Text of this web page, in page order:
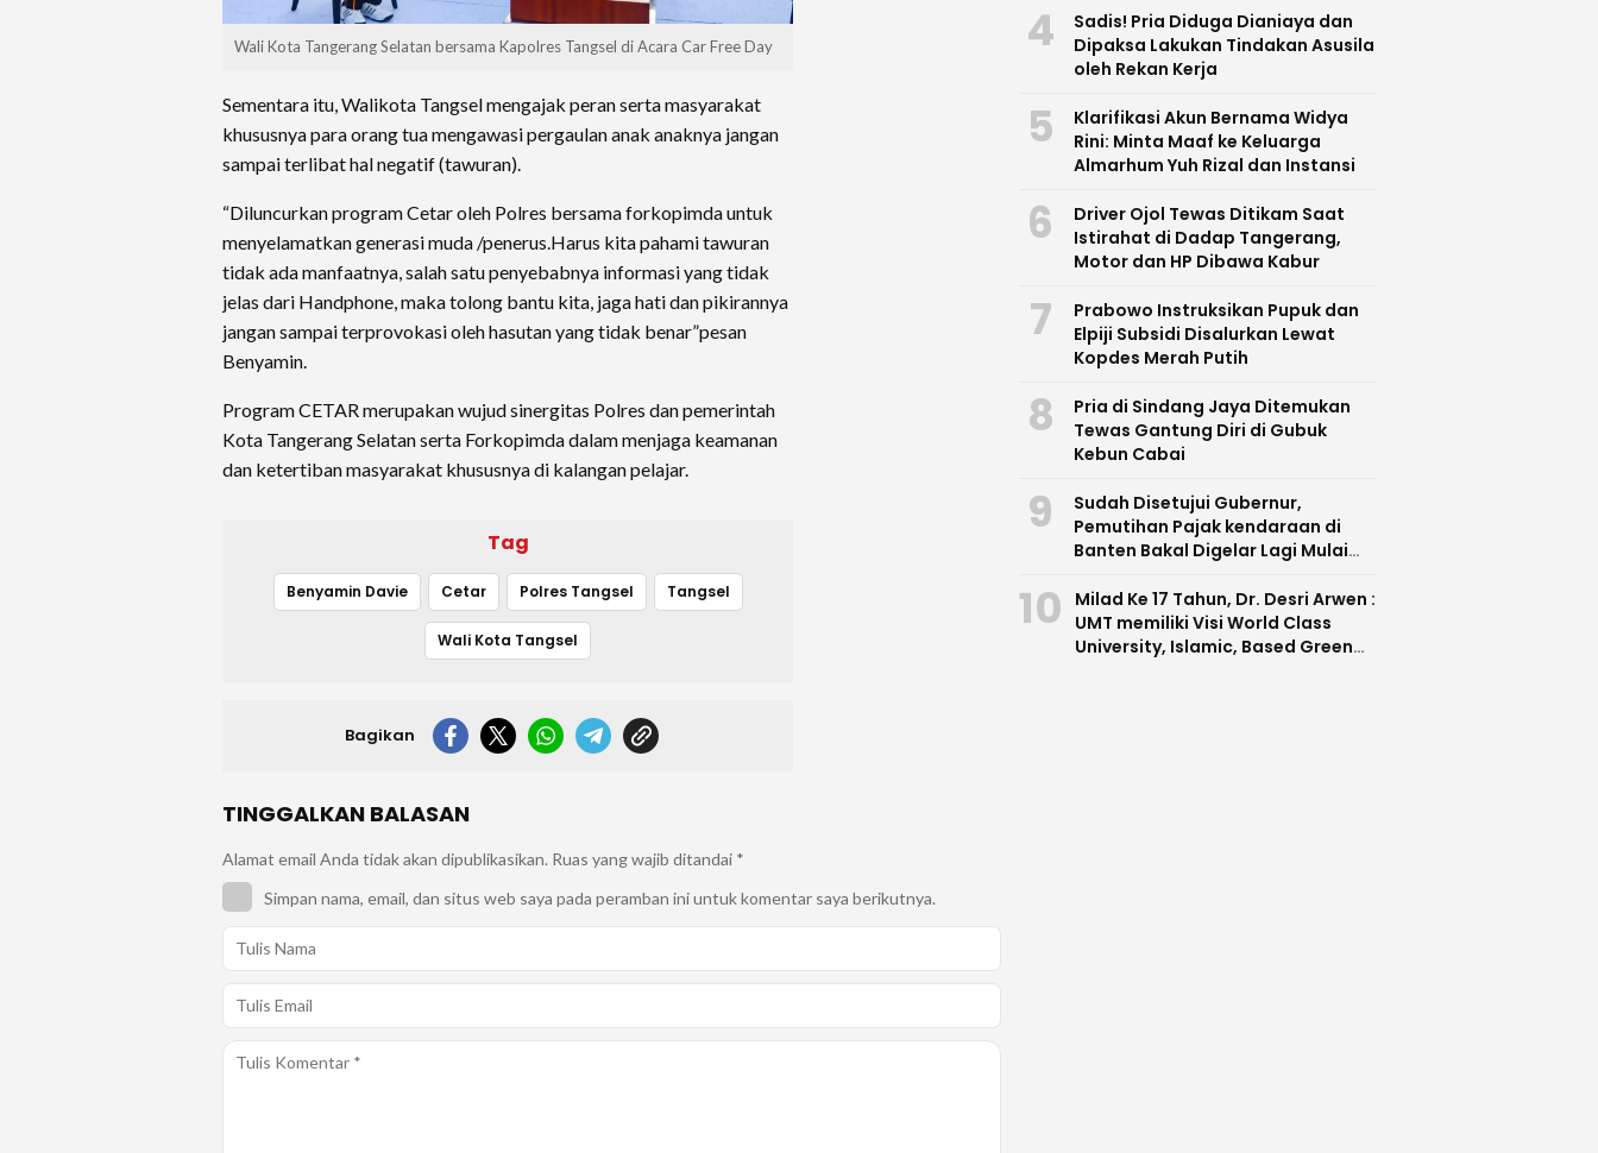
Wali Kota Tangerang Selatan bersama Kapolres Tangsel di Acara Car Free Day
Sementara itu, Walikota Tangsel mengajak peran serta masyarakat
khususnya para orang tua mengawasi pergaulan anak anaknya jangan
sampai terlibat hal negatif (tawuran).
“Diluncurkan program Cetar oleh Polres bersama forkopimda untuk
menyelamatkan generasi muda /penerus.Harus kita pahami tawuran
tidak ada manfaatnya, salah satu penyebabnya informasi yang tidak
jelas dari Handphone, maka tolong bantu kita, jaga hati dan pikirannya
jangan sampai terprovokasi oleh hasutan yang tidak benar”pesan
Benyamin.
Program CETAR merupakan wujud sinergitas Polres dan pemerintah
Kota Tangerang Selatan serta Forkopimda dalam menjaga keamanan
dan ketertiban masyarakat khususnya di kalangan pelajar.
Tag
Benyamin Davie Cetar Polres Tangsel Tangsel
Wali Kota Tangsel
Bagikan
TINGGALKAN BALASAN
Alamat email Anda tidak akan dipublikasikan. Ruas yang wajib ditandai *
Simpan nama, email, dan situs web saya pada peramban ini untuk komentar saya berikutnya.
4
Sadis! Pria Diduga Dianiaya dan
Dipaksa Lakukan Tindakan Asusila
oleh Rekan Kerja
5
Klarifikasi Akun Bernama Widya
Rini: Minta Maaf ke Keluarga
Almarhum Yuh Rizal dan Instansi
6
Driver Ojol Tewas Ditikam Saat
Istirahat di Dadap Tangerang,
Motor dan HP Dibawa Kabur
7
Prabowo Instruksikan Pupuk dan
Elpiji Subsidi Disalurkan Lewat
Kopdes Merah Putih
8
Pria di Sindang Jaya Ditemukan
Tewas Gantung Diri di Gubuk
Kebun Cabai
9
Sudah Disetujui Gubernur,
Pemutihan Pajak kendaraan di
Banten Bakal Digelar Lagi Mulai
10
Milad Ke 17 Tahun, Dr. Desri Arwen :
UMT memiliki Visi World Class
University, Islamic, Based Green